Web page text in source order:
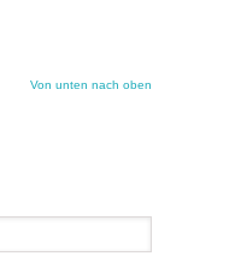
Von unten nach oben